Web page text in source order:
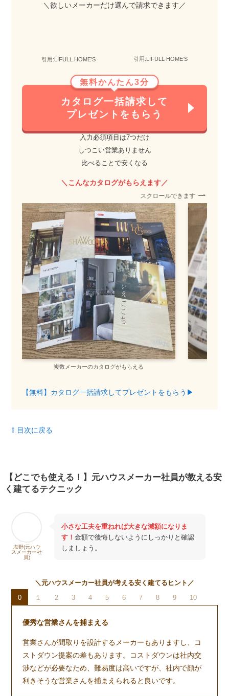
＼欲しいメーカーだけ選んで請求できます／
引用:LIFULL HOME’S 引用:LIFULL HOME’S
無料かんたん3分
カタログ一括請求して
プレゼントをもらう
入力必須項目は7つだけ
しつこい営業ありません
比べることで安くなる
＼こんなカタログがもらえます／
スクロールできます
複数メーカーのカタログがもらえる
【無料】カタログ一括請求してプレゼントをもらう▶︎
⇧ 目次に戻る
【どこでも使える！】元ハウスメーカー社員が教える安
く建てるテクニック
塩野(元ハウ
スメーカー社
員)
小さな工夫を重ねれば大きな減額になりま
す！ 金額で後悔しないようにしっかりと確認
しましょう。
＼元ハウスメーカー社員が考える安く建てるヒント／
0 １ 2 3 4 5 6 7 8 9 10
優秀な営業さんを捕まえる
営業さんが間取りを設計するメーカーもありますし、コ
ストダウン提案の差もあります。コストダウンは社内交
渉などが必要なため、難易度は高いですが、社内で顔が
利きそうな営業さんを捕まえられると良いです。